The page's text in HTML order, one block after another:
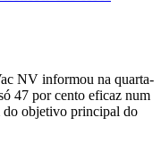
NV informou na quarta-
47 por cento eficaz num
do objetivo principal do